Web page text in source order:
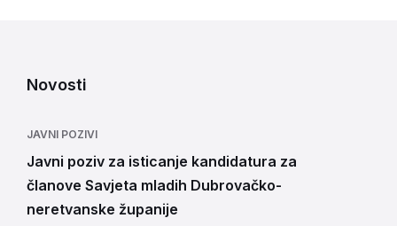
Novosti
JAVNI POZIVI
Javni poziv za isticanje kandidatura za
članove Savjeta mladih Dubrovačko-
neretvanske županije